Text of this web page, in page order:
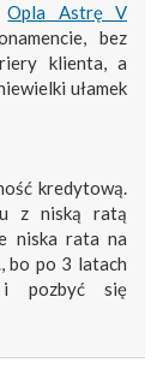
Opla Astrę V
bez
klienta, a
ułamek
kredytową.
z niską ratą
niska rata na
bo po 3 latach
i pozbyć się